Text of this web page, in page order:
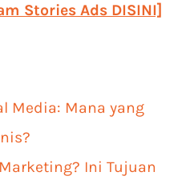
Stories Ads DISINI]
Media: Mana yang
Ini Tujuan